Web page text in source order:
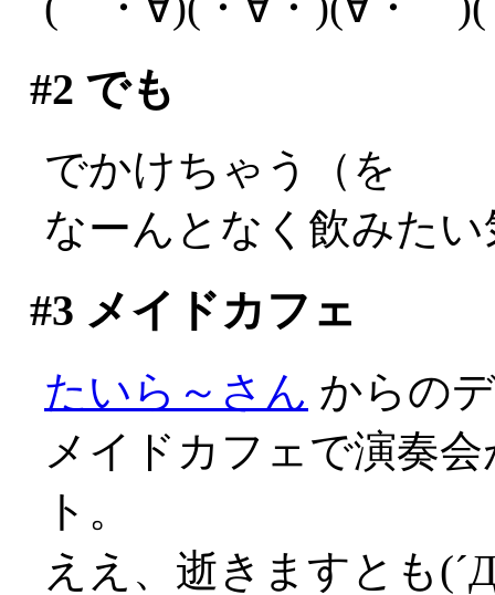
#2 でも
でかけちゃう（を
なーんとなく飲みた
#3 メイドカフェ
たいら～さん からの
メイドカフェで演奏
ト。
ええ、逝きますとも